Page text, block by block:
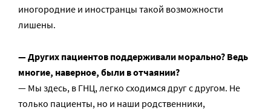
иногородние и иностранцы такой возможности
лишены.
— Других пациентов поддерживали морально? Ведь
многие, наверное, были в отчаянии?
— Мы здесь, в ГНЦ, легко сходимся друг с другом. Не
только пациенты, но и наши родственники,